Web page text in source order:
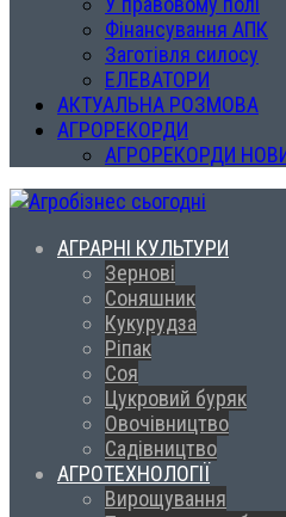
Фінансування АПК
Заготівля силосу
ЕЛЕВАТОРИ
АКТУАЛЬНА РОЗМОВА
АГРОРЕКОРДИ
АГРОРЕКОРДИ
АГРАРНІ КУЛЬТУРИ
Зернові
Соняшник
Кукурудза
Ріпак
Соя
Цукровий буряк
Овочівництво
Садівництво
АГРОТЕХНОЛОГІЇ
Вирощування